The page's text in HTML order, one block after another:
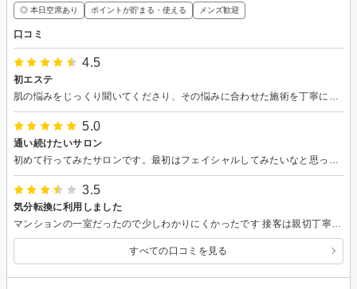
◎ 本日空席あり ポイントが貯まる・使える メンズ歓迎
口コミ
4.5
初エステ
5.0
通い続けたいサロン
3.5
気分転換に利用しました
マンションの一室だったので少しわかりにくかったです 接客は親切丁寧で私にあったプランの提供までいただいて気持ちよかったです よくあるエステの営業みたいなのものもなくて最後まで気持ちよく過ごさせていただきました
すべての口コミを見る